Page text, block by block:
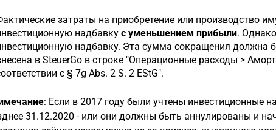
затраты на приобретение или производство
надбавку с уменьшением прибыли.
надбавку. Эта сумма сокращения должна
в SteuerGo в строке "Операционные расходы >
с § 7g Abs. 2 S. 2 EStG".
: Если в 2017 году были учтены инвестиционные
31.12.2020 - или они должны быть аннулированы и